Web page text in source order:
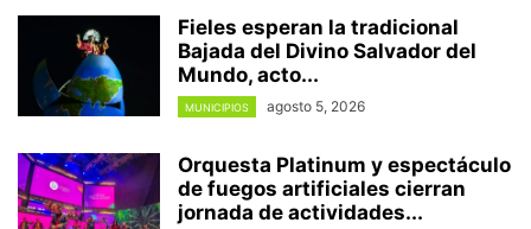
Fieles esperan la tradicional
Bajada del Divino Salvador del
Mundo, acto...
MUNICIPIOS agosto 5, 2026
Orquesta Platinum y espectáculo
de fuegos artificiales cierran
jornada de actividades...